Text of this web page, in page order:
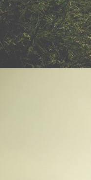
IMG_20230426_181212